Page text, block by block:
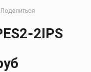
Поделиться
2IPS